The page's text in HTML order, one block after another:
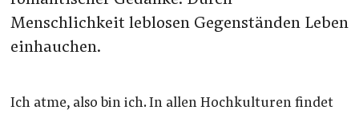
Menschlichkeit leblosen Gegenständen Leben
einhauchen.
Ich atme, also bin ich. In allen Hochkulturen findet